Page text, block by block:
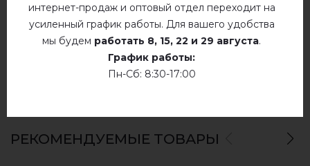
добавьте свой отзыв о Олекса (белая с
красным)
РЕКОМЕНДУЕМЫЕ ТОВАРЫ
Сухая чистка
Сушить у розложенном виде
Сушить розвешенной
интернет-продаж и оптовый отдел переходит на
усиленный график работы. Для вашего удобства
мы будем работать 8, 15, 22 и 29 августа.
График работы:
Пн-Сб: 8:30-17:00